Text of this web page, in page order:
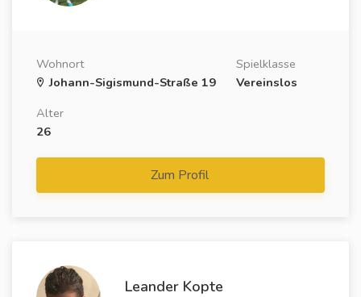
Wohnort
Johann-Sigismund-Straße 19
Spielklasse
Vereinslos
Alter
26
Zum Profil
Leander Kopte